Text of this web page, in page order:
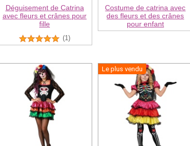
Déguisement de Catrina
avec fleurs et crânes pour
fille
(1)
Costume de catrina avec
des fleurs et des crânes
pour enfant
Le plus vendu